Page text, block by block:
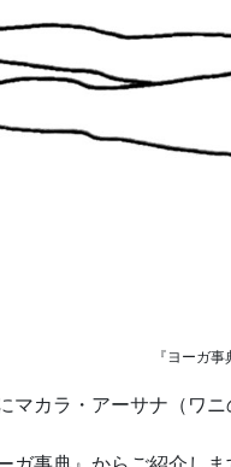
『ヨーガ
マカラ・アーサナ（ワニ